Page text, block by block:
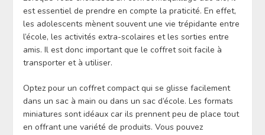
est essentiel de prendre en compte la praticité. En effet,
les adolescents mènent souvent une vie trépidante entre
l’école, les activités extra-scolaires et les sorties entre
amis. Il est donc important que le coffret soit facile à
transporter et à utiliser.
Optez pour un coffret compact qui se glisse facilement
dans un sac à main ou dans un sac d’école. Les formats
miniatures sont idéaux car ils prennent peu de place tout
en offrant une variété de produits. Vous pouvez